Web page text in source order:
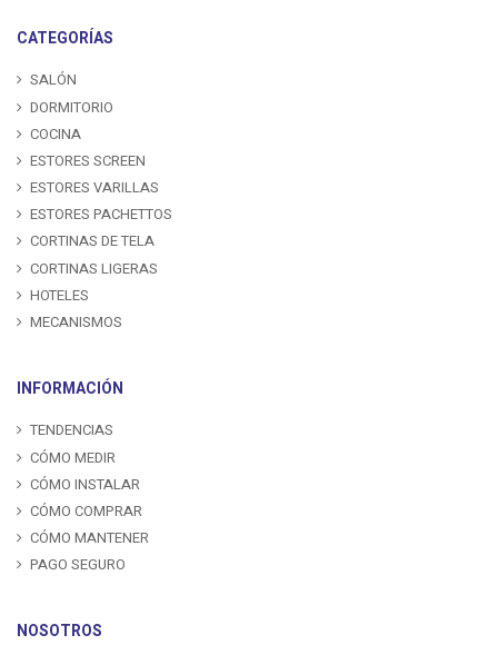
CATEGORÍAS
SALÓN
DORMITORIO
COCINA
ESTORES SCREEN
ESTORES VARILLAS
ESTORES PACHETTOS
CORTINAS DE TELA
CORTINAS LIGERAS
HOTELES
MECANISMOS
INFORMACIÓN
TENDENCIAS
CÓMO MEDIR
CÓMO INSTALAR
CÓMO COMPRAR
CÓMO MANTENER
PAGO SEGURO
NOSOTROS